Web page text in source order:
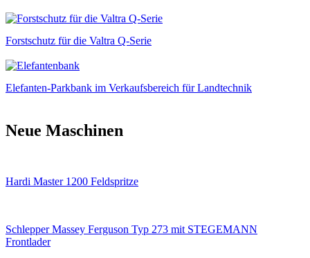
Forstschutz für die Valtra Q-Serie
Elefanten-Parkbank im Verkaufsbereich für Landtechnik
Neue Maschinen
Hardi Master 1200 Feldspritze
Schlepper Massey Ferguson Typ 273 mit STEGEMANN
Frontlader